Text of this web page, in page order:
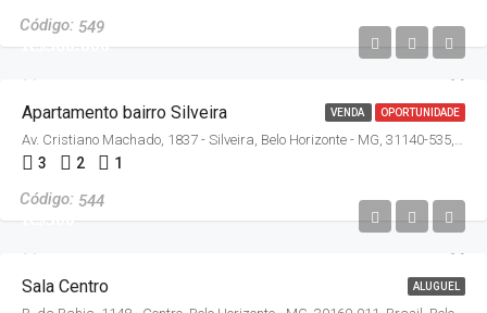
549
VENDA OPORTUNIDADE
R$360.000
Apartamento bairro Silveira
Av. Cristiano Machado, 1837 - Silveira, Belo Horizonte - MG, 31140-535, Brasil, Belo Horizonte
544
3 2 1
ALUGUEL
R$500
Sala Centro